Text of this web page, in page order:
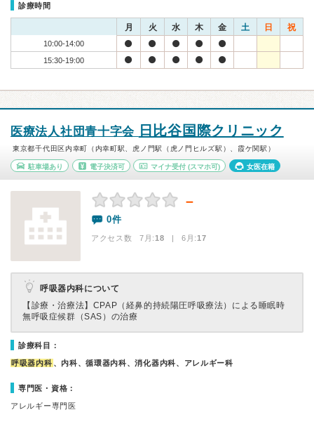
診療時間
月 火 水 木 金 土 日 祝
10:00-14:00
15:30-19:00
医療法人社団青十字会 日比谷国際クリニック
東京都千代田区内幸町（内幸町駅、虎ノ門駅（虎ノ門ヒルズ駅）、霞ケ関駅）
駐車場あり 電子決済可 マイナ受付 (スマホ可) 女医在籍
－
0件
アクセス数 7月:18 | 6月:17
呼吸器内科について
【診療・治療法】 CPAP（経鼻的持続陽圧呼吸療法）による睡眠時
無呼吸症候群（SAS）の治療
診療科目：
呼吸器内科 、内科、循環器内科、消化器内科、アレルギー科
専門医・資格：
アレルギー専門医